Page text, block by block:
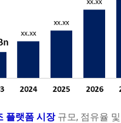
플랫폼 시장규모, 점유율